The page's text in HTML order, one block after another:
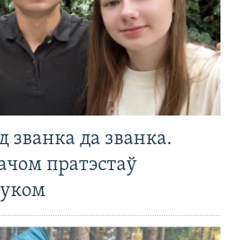
званка да званка.
пратэстаў